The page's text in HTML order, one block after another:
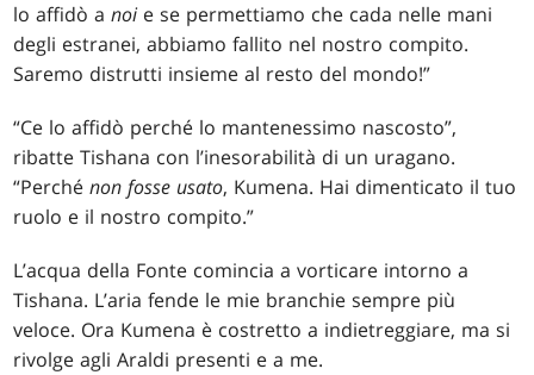
lo affidò anoi e se permettiamo che cada nelle mani
degli estranei, abbiamo fallito nel nostro compito.
Saremo distrutti insieme al resto del mondo!”
“Ce lo affidò perché lo mantenessimo nascosto”,
ribatte Tishana con l’inesorabilità di un uragano.
“Perchénon fosse usato, Kumena. Hai dimenticato il tuo
ruolo e il nostro compito.”
L’acqua della Fonte comincia a vorticare intorno a
Tishana. L’aria fende le mie branchie sempre più
veloce. Ora Kumena è costretto a indietreggiare, ma si
rivolge agli Araldi presenti e a me.